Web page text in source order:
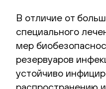
В отличие от
специального
мер
резервуаров
устойчиво
распространению